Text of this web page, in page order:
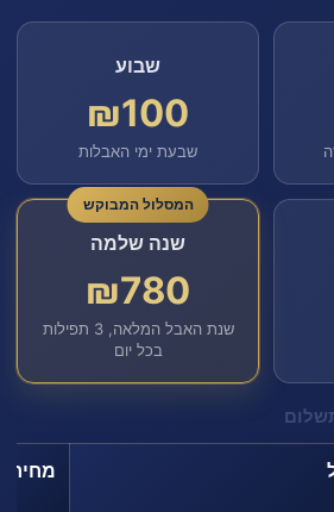
שבוע
₪100
שבעת ימי האבלות
המסלול המבוקש
שנה שלמה
₪780
שנת האבל המלאה, 3 תפילות
בכל יום
מחיר